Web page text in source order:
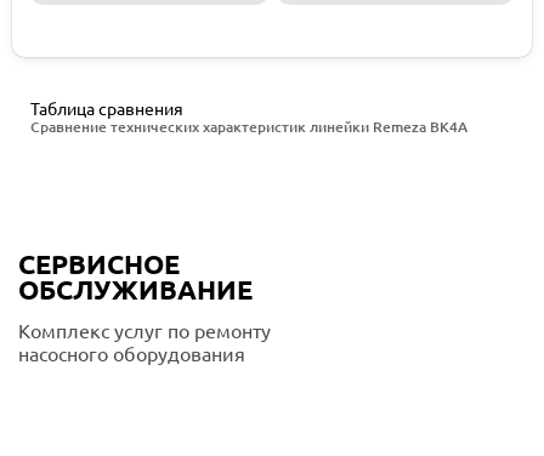
Сравнение технических характеристик линейки Remeza ВК4А
Таблица сравнения
СЕРВИСНОЕ
ОБСЛУЖИВАНИЕ
Комплекс услуг по ремонту
насосного оборудования